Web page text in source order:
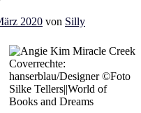
2020 von Silly
Coverrechte:
hanserblau/Designer ©Foto
Silke Tellers||World of
Books and Dreams